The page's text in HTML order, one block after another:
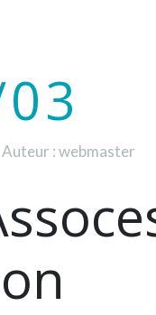
Auteur : webmaster